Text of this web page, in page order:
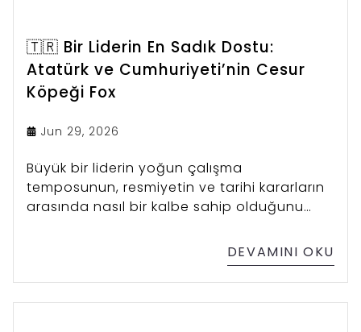
🇹🇷 Bir Liderin En Sadık Dostu:
Atatürk ve Cumhuriyeti’nin Cesur
Köpeği Fox
Jun 29, 2026
Büyük bir liderin yoğun çalışma
temposunun, resmiyetin ve tarihi kararların
arasında nasıl bir kalbe sahip olduğunu
sahiplerine ilham verecek türden.DEVAMINI OKU